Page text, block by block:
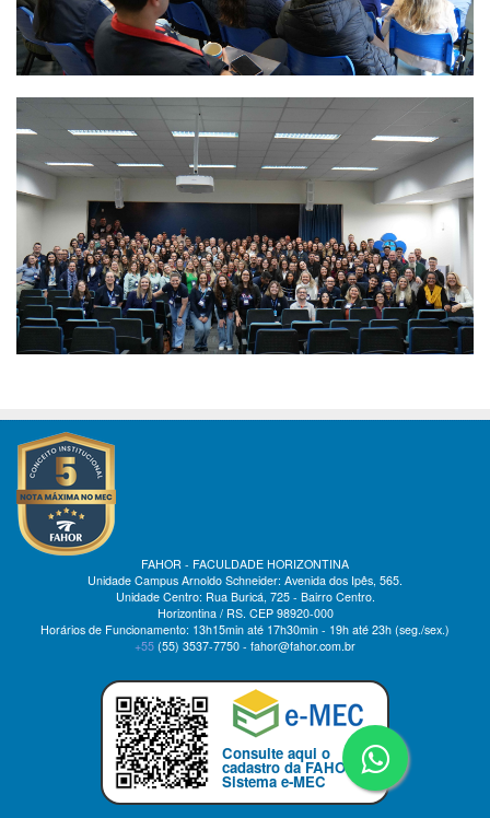
FAHOR - FACULDADE HORIZONTINA
Unidade Campus Arnoldo Schneider: Avenida dos Ipês, 565.
Unidade Centro: Rua Buricá, 725 - Bairro Centro.
Horizontina / RS. CEP 98920-000
Horários de Funcionamento: 13h15min até 17h30min - 19h até 23h (seg./sex.)
+55 (55) 3537-7750 - fahor@fahor.com.br
Consulte aqui o
cadastro da FAHOR no
Sistema e-MEC